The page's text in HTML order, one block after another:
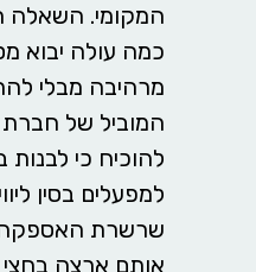
המקומי. השאלה
כמה עולה יבוא
המוביל של
להוכיח כי
למפעלים בסין
שרשרת האספקה
אותם ארצה